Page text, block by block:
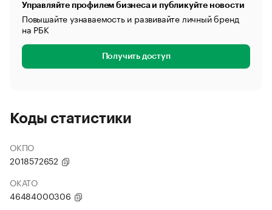
Управляйте профилем бизнеса и публикуйте новости
Повышайте узнаваемость и развивайте личный бренд
на РБК
Получить доступ
Коды статистики
ОКПО
2018572652
ОКАТО
46484000306